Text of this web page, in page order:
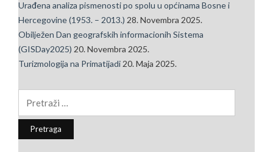
Urađena analiza pismenosti po spolu u općinama Bosne i
Hercegovine (1953. – 2013.) 28. Novembra 2025.
Obilježen Dan geografskih informacionih Sistema
(GISDay2025) 20. Novembra 2025.
Turizmologija na Primatijadi 20. Maja 2025.